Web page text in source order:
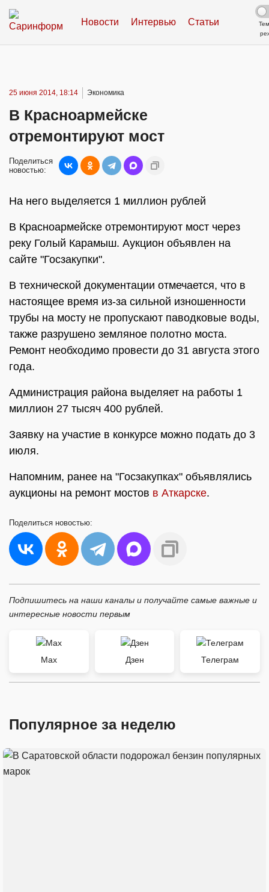
Новости Интервью Статьи
25 июня 2014, 18:14 Экономика
В Красноармейске
отремонтируют мост
Поделиться
новостью:
На него выделяется 1 миллион рублей
В Красноармейске отремонтируют мост через
реку Голый Карамыш. Аукцион объявлен на
сайте "Госзакупки".
В технической документации отмечается, что в
настоящее время из-за сильной изношенности
трубы на мосту не пропускают паводковые воды,
также разрушено земляное полотно моста.
Ремонт необходимо провести до 31 августа этого
года.
Администрация района выделяет на работы 1
миллион 27 тысяч 400 рублей.
Заявку на участие в конкурсе можно подать до 3
июля.
Напомним, ранее на "Госзакупках" объявлялись
аукционы на ремонт мостов в Аткарске.
Поделиться новостью:
Подпишитесь на наши каналы и получайте самые важные и
интересные новости первым
Max Дзен Телеграм
Популярное за неделю